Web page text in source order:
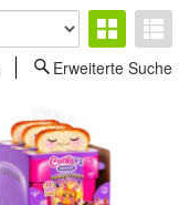
Erweiterte Suche